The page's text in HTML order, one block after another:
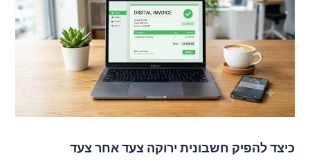
כיצד להפיק חשבונית ירוקה צעד אחר צעד